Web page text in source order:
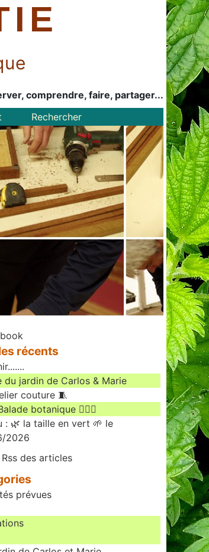
comprendre, faire, partager...
Rechercher
récents
du jardin de Carlos & Marie
couture 🧵
botanique 🚶🏻‍♂️
: 🌿 la taille en vert 🌱 le
2026
Rss des articles
prévues